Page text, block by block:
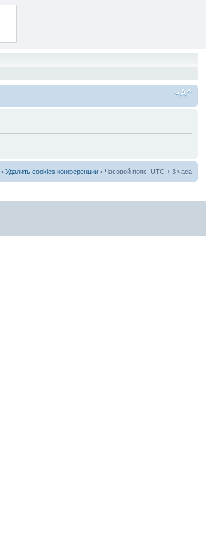
• Удалить cookies конференции • Часовой пояс: UTC + 3 часа